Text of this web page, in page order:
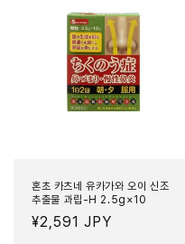
혼초 카츠네 유카가와 오이 신조
추출물 과립-H 2.5g×10
정
¥2,591 JPY